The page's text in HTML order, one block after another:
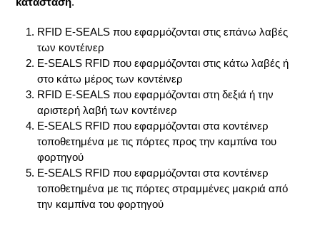
RFID E-SEALS που εφαρμόζονται στις επάνω λαβές
των κοντέινερ
E-SEALS RFID που εφαρμόζονται στις κάτω λαβές ή
στο κάτω μέρος των κοντέινερ
RFID E-SEALS που εφαρμόζονται στη δεξιά ή την
αριστερή λαβή των κοντέινερ
E-SEALS RFID που εφαρμόζονται στα κοντέινερ
τοποθετημένα με τις πόρτες προς την καμπίνα του
φορτηγού
E-SEALS RFID που εφαρμόζονται στα κοντέινερ
τοποθετημένα με τις πόρτες στραμμένες μακριά από
την καμπίνα του φορτηγού